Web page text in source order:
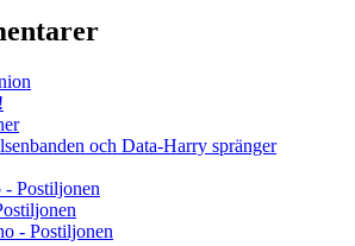
och Data-Harry spränger
Postiljonen
- Postiljonen